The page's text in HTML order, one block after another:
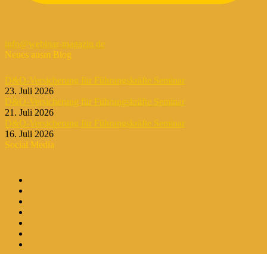
info@webinar-magazin.de
Neues ausm Blog
D&O-Versicherung für Führungskräfte Seminar
23. Juli 2026
D&O-Versicherung für Führungskräfte Seminar
21. Juli 2026
D&O-Versicherung für Führungskräfte Seminar
16. Juli 2026
Social Media